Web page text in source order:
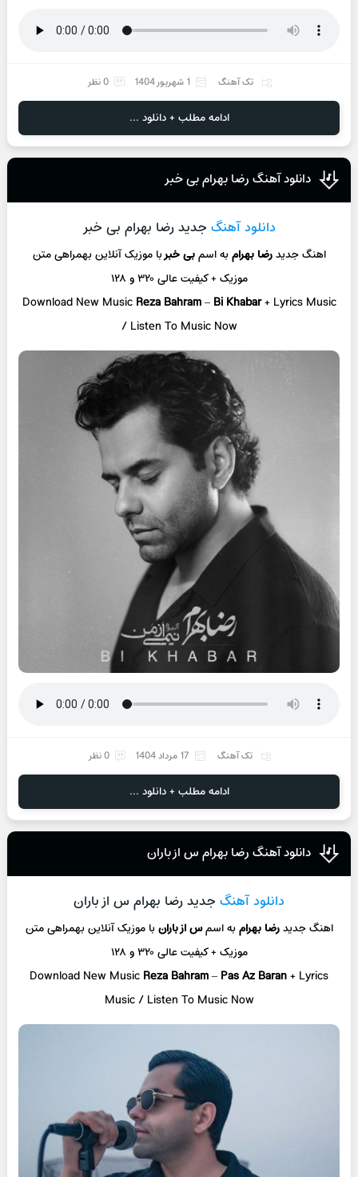
تک آهنگ 1 شهریور 1404 0 نظر
ادامه مطلب + دانلود ...
دانلود آهنگ رضا بهرام بی خبر
دانلود آهنگ جدید رضا بهرام بی خبر
اهنگ جدیدرضا بهرامبه اسمبی خبربا موزیک آنلاینبهمراهی متن
موزیک + کیفیت عالی ۳۲۰ و ۱۲۸
Download New Music Reza Bahram–Bi Khabar+ Lyrics Music
/ Listen To Music Now
تک آهنگ 17 مرداد 1404 0 نظر
ادامه مطلب + دانلود ...
دانلود آهنگ رضا بهرام س از باران
دانلود آهنگ جدید رضا بهرام س از باران
اهنگ جدیدرضا بهرامبه اسمس از بارانبا موزیک آنلاینبهمراهی متن
موزیک + کیفیت عالی ۳۲۰ و ۱۲۸
Download New Music Reza Bahram– Pas Az Baran+ Lyrics
Music / Listen To Music Now